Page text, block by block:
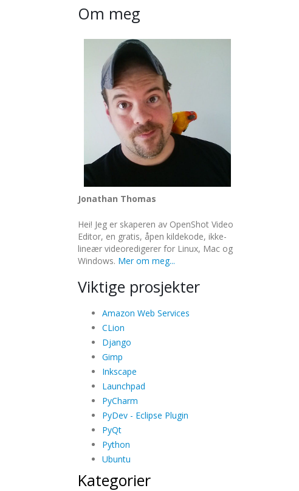
Om meg
Jonathan Thomas
Hei! Jeg er skaperen av OpenShot Video
Editor, en gratis, åpen kildekode, ikke-
lineær videoredigerer for Linux, Mac og
Windows. Mer om meg...
Viktige prosjekter
Amazon Web Services
CLion
Django
Gimp
Inkscape
Launchpad
PyCharm
PyDev - Eclipse Plugin
PyQt
Python
Ubuntu
Kategorier